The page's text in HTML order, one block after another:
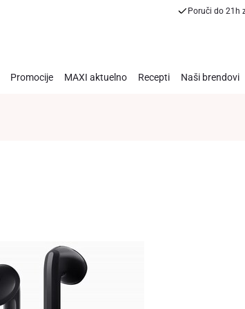
Poruči do 21h
Promocije MAXI aktuelno Recepti Naši brendovi